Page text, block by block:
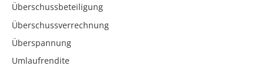
Überschussbeteiligung
Überschussverrechnung
Überspannung
Umlaufrendite